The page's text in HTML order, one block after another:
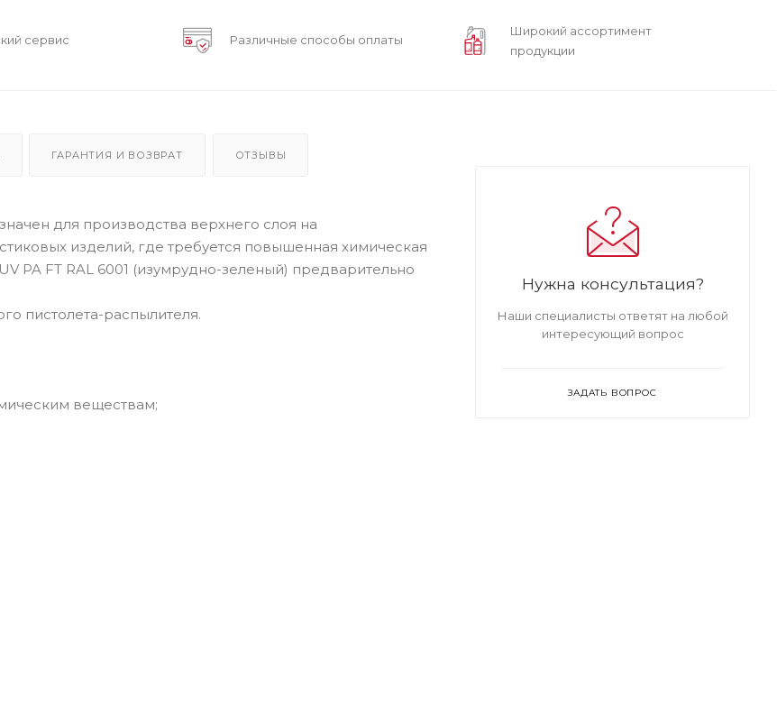
сервис Различные способы оплаты
Широкий ассортимент
продукции
ГАРАНТИЯ И ВОЗВРАТ ОТЗЫВЫ
для производства верхнего слоя на
изделий, где требуется повышенная химическая
PA FT RAL 6001 (изумрудно-зеленый) предварительно
пистолета-распылителя.
веществам;
Нужна консультация?
Наши специалисты ответят на любой
интересующий вопрос
ЗАДАТЬ ВОПРОС